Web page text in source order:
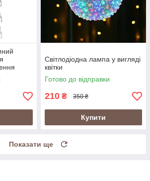
Світлодіодна лампа у вигляді
квітки
Готово до відправки
210 ₴ 350 ₴
Купити
Показати ще